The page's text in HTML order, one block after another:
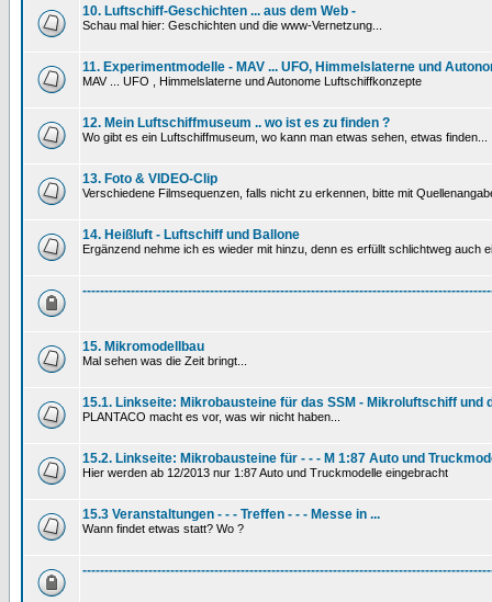
10. Luftschiff-Geschichten ... aus dem Web -
Schau mal hier: Geschichten und die www-Vernetzung...
11. Experimentmodelle - MAV ... UFO, Himmelslaterne und
MAV ... UFO , Himmelslaterne und Autonome Luftschiffkonzepte
12. Mein Luftschiffmuseum .. wo ist es zu finden ?
Wo gibt es ein Luftschiffmuseum, wo kann man etwas sehen, etwas finden...
13. Foto & VIDEO-Clip
Verschiedene Filmsequenzen, falls nicht zu erkennen, bitte mit
14. Heißluft - Luftschiff und Ballone
Ergänzend nehme ich es wieder mit hinzu, denn es erfüllt schlichtweg auch
15. Mikromodellbau
Mal sehen was die Zeit bringt...
15.1. Linkseite: Mikrobausteine für das SSM - Mikroluftschiff und
PLANTACO macht es vor, was wir nicht haben...
15.2. Linkseite: Mikrobausteine für - - - M 1:87 Auto und
Hier werden ab 12/2013 nur 1:87 Auto und Truckmodelle eingebracht
15.3 Veranstaltungen - - - Treffen - - - Messe in ...
Wann findet etwas statt? Wo ?